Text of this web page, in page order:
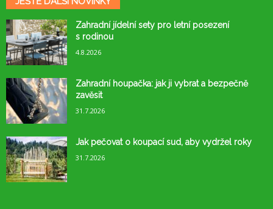
Zahradní jídelní sety pro letní posezení
s rodinou
4.8.2026
Zahradní houpačka: jak ji vybrat a bezpečně
zavěsit
31.7.2026
Jak pečovat o koupací sud, aby vydržel roky
31.7.2026